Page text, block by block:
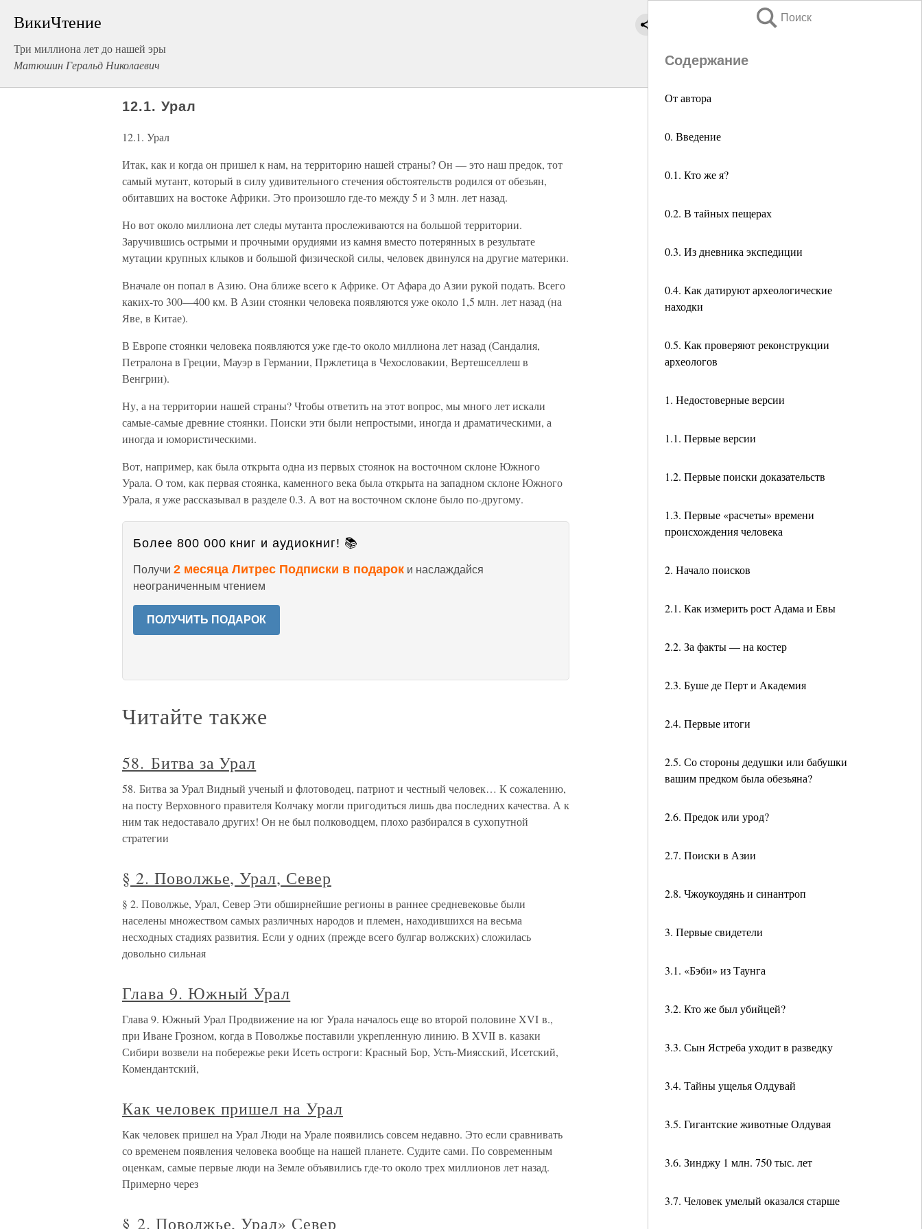
ВикиЧтение
Три миллиона лет до нашей эры
Матюшин Геральд Николаевич
Поиск
Содержание
От автора
0. Введение
0.1. Кто же я?
0.2. В тайных пещерах
0.3. Из дневника экспедиции
0.4. Как датируют археологические
находки
0.5. Как проверяют реконструкции
археологов
1. Недостоверные версии
1.1. Первые версии
1.2. Первые поиски доказательств
1.3. Первые «расчеты» времени
происхождения человека
2. Начало поисков
2.1. Как измерить рост Адама и Евы
2.2. За факты — на костер
2.3. Буше де Перт и Академия
2.4. Первые итоги
2.5. Со стороны дедушки или бабушки
вашим предком была обезьяна?
2.6. Предок или урод?
2.7. Поиски в Азии
2.8. Чжоукоудянь и синантроп
3. Первые свидетели
3.1. «Бэби» из Таунга
3.2. Кто же был убийцей?
3.3. Сын Ястреба уходит в разведку
3.4. Тайны ущелья Олдувай
3.5. Гигантские животные Олдувая
3.6. Зинджу 1 млн. 750 тыс. лет
3.7. Человек умелый оказался старше
12.1. Урал
12.1. Урал
Итак, как и когда он пришел к нам, на территорию нашей страны? Он — это наш предок, тот
самый мутант, который в силу удивительного стечения обстоятельств родился от обезьян,
обитавших на востоке Африки. Это произошло где-то между 5 и 3 млн. лет назад.
Но вот около миллиона лет следы мутанта прослеживаются на большой территории.
Заручившись острыми и прочными орудиями из камня вместо потерянных в результате
мутации крупных клыков и большой физической силы, человек двинулся на другие материки.
Вначале он попал в Азию. Она ближе всего к Африке. От Афара до Азии рукой подать. Всего
каких-то 300—400 км. В Азии стоянки человека появляются уже около 1,5 млн. лет назад (на
Яве, в Китае).
В Европе стоянки человека появляются уже где-то около миллиона лет назад (Сандалия,
Петралона в Греции, Мауэр в Германии, Пржлетица в Чехословакии, Вертешселлеш в
Венгрии).
Ну, а на территории нашей страны? Чтобы ответить на этот вопрос, мы много лет искали
самые-самые древние стоянки. Поиски эти были непростыми, иногда и драматическими, а
иногда и юмористическими.
Вот, например, как была открыта одна из первых стоянок на восточном склоне Южного
Урала. О том, как первая стоянка, каменного века была открыта на западном склоне Южного
Урала, я уже рассказывал в разделе 0.3. А вот на восточном склоне было по-другому.
Более 800 000 книг и аудиокниг! 📚
Получи 2 месяца Литрес Подписки в подарок и наслаждайся
неограниченным чтением
ПОЛУЧИТЬ ПОДАРОК
Читайте также
58. Битва за Урал
58. Битва за Урал Видный ученый и флотоводец, патриот и честный человек… К сожалению,
на посту Верховного правителя Колчаку могли пригодиться лишь два последних качества. А к
ним так недоставало других! Он не был полководцем, плохо разбирался в сухопутной
стратегии
§ 2. Поволжье, Урал, Север
§ 2. Поволжье, Урал, Север Эти обширнейшие регионы в раннее средневековье были
населены множеством самых различных народов и племен, находившихся на весьма
несходных стадиях развития. Если у одних (прежде всего булгар волжских) сложилась
довольно сильная
Глава 9. Южный Урал
Глава 9. Южный Урал Продвижение на юг Урала началось еще во второй половине XVI в.,
при Иване Грозном, когда в Поволжье поставили укрепленную линию. В XVII в. казаки
Сибири возвели на побережье реки Исеть остроги: Красный Бор, Усть-Миясский, Исетский,
Комендантский,
Как человек пришел на Урал
Как человек пришел на Урал Люди на Урале появились совсем недавно. Это если сравнивать
со временем появления человека вообще на нашей планете. Судите сами. По современным
оценкам, самые первые люди на Земле объявились где-то около трех миллионов лет назад.
Примерно через
§ 2. Поволжье, Урал» Север